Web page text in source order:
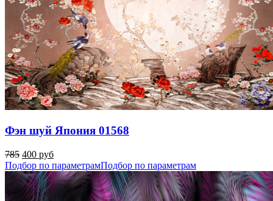
Фэн шуй Япония 01568
785 400 руб
Подбор по параметрамПодбор по параметрам